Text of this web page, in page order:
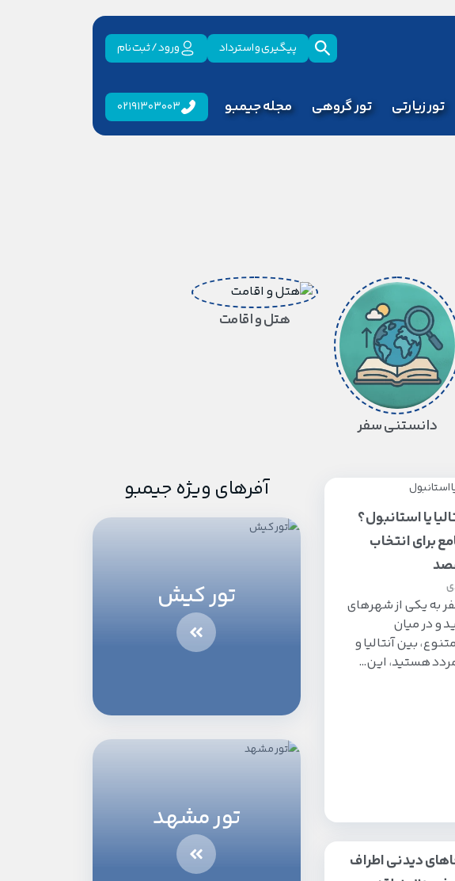
پیگیری و استرداد ورود / ثبت نام
تور زیارتی تور گروهی مجله جیمبو 02191303003
دانستنی سفر
هتل و اقامت
یا استانبول؟
برای انتخاب
به یکی از شهرهای
و در میان
بین آنتالیا و
هستید، این…
دیدنی اطراف
آفرهای ویژه جیمبو
تور کیش
تور مشهد